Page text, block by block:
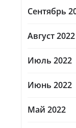
Сентябрь
Август 2022
Июль 2022
Июнь 2022
Май 2022